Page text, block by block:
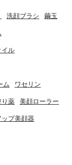
洗顔ブラシ 繭玉
イル
ム ワセリン
り薬 美顔ローラー
ップ美顔器